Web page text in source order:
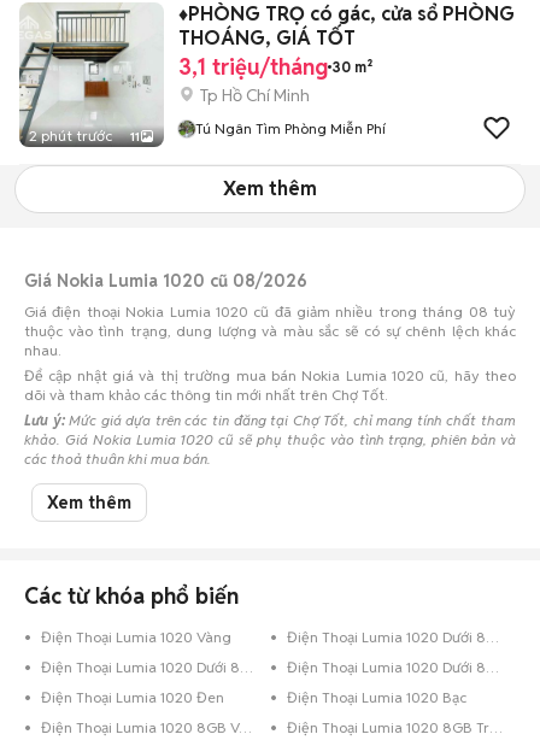
2 phút trước 11
♦️PHÒNG TRỌ có gác, cửa sổ PHÒNG
THOÁNG, GIÁ TỐT
3,1 triệu/tháng 30 m²
Tp Hồ Chí Minh
Tú Ngân Tìm Phòng Miễn Phí
Xem thêm
Giá Nokia Lumia 1020 cũ 08/2026
Giá điện thoại Nokia Lumia 1020 cũ đã giảm nhiều trong tháng 08 tuỳ
thuộc vào tình trạng, dung lượng và màu sắc sẽ có sự chênh lệch khác
nhau.
Để cập nhật giá và thị trường mua bán Nokia Lumia 1020 cũ, hãy theo
dõi và tham khảo các thông tin mới nhất trên Chợ Tốt.
Lưu ý:Mức giá dựa trên các tin đăng tại Chợ Tốt, chỉ mang tính chất tham
khảo. Giá Nokia Lumia 1020 cũ sẽ phụ thuộc vào tình trạng, phiên bản và
các thoả thuận khi mua bán.
Mua bán Nokia Lumia 1020 cũ
Xem thêm
Các từ khóa phổ biến
Điện Thoại Lumia 1020 Vàng
Điện Thoại Lumia 1020 Dưới 8GB Xanh Lá
Điện Thoại Lumia 1020 Dưới 8GB Vàng
Điện Thoại Lumia 1020 Dưới 8GB Trắng
Điện Thoại Lumia 1020 Đen
Điện Thoại Lumia 1020 Bạc
Điện Thoại Lumia 1020 8GB Vàng
Điện Thoại Lumia 1020 8GB Trắng